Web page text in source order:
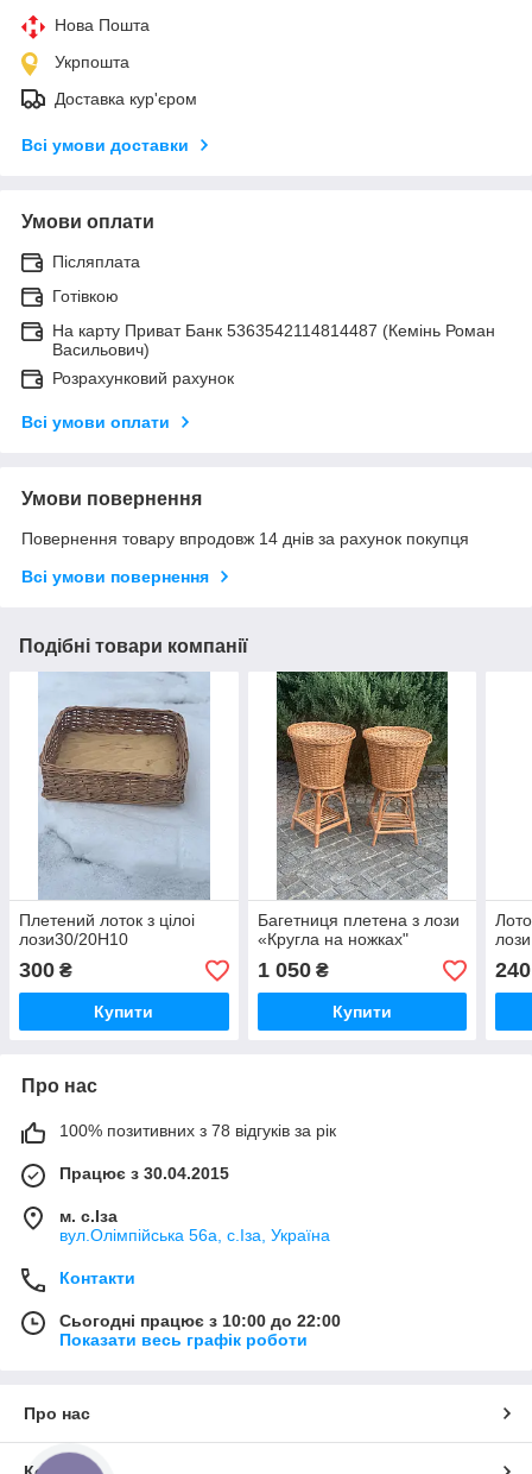
Нова Пошта
Укрпошта
Доставка кур'єром
Всі умови доставки
Умови оплати
Післяплата
Готівкою
На карту Приват Банк 5363542114814487 (Кемінь Роман
Васильович)
Розрахунковий рахунок
Всі умови оплати
Умови повернення
Повернення товару впродовж 14 днів за рахунок покупця
Всі умови повернення
Подібні товари компанії
Плетений лоток з цілоі
лози30/20Н10
300 ₴
Купити
Багетниця плетена з лози
«Кругла на ножках"
1 050₴
Купити
240
Про нас
100% позитивних з 78 відгуків за рік
Працює з 30.04.2015
м. с.Іза
вул.Олімпійська 56а, с.Іза, Україна
Контакти
Сьогодні працює з 10:00 до 22:00
Показати весь графік роботи
Про нас